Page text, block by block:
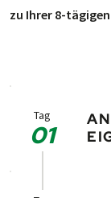
zu Ihrer 8-
Tag
01